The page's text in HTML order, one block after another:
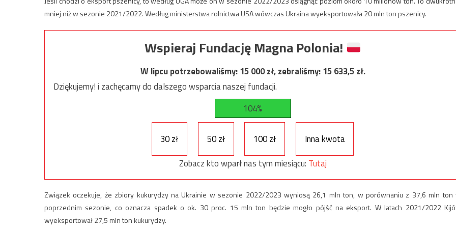
mniej niż w sezonie 2021/2022. Według ministerstwa rolnictwa USA wówczas Ukraina wyeksportowała 20 mln ton pszenicy.
Wspieraj Fundację Magna Polonia!
W lipcu potrzebowaliśmy:15 000zł, zebraliśmy:15 633,5zł.
Dziękujemy! i zachęcamy do dalszego wsparcia naszej fundacji.
104%
30 zł 50 zł 100 zł
Inna kwota
Zobacz kto wparł nas tym miesiącu: Tutaj
Związek oczekuje, że zbiory kukurydzy na Ukrainie w sezonie 2022/2023 wyniosą 26,1 mln ton, w porównaniu z 37,6 mln ton
poprzednim sezonie, co oznacza spadek o ok. 30 proc. 15 mln ton będzie mogło pójść na eksport. W latach 2021/2022
wyeksportował 27,5 mln ton kukurydzy.